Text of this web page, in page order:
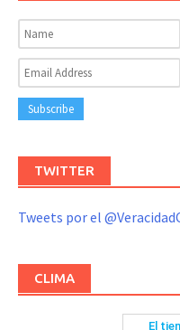
TWITTER
Tweets por el
CLIMA